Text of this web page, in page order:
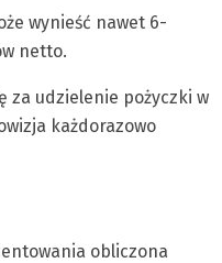
wynieść nawet 6-
netto.
za udzielenie pożyczki w
każdorazowo
obliczona